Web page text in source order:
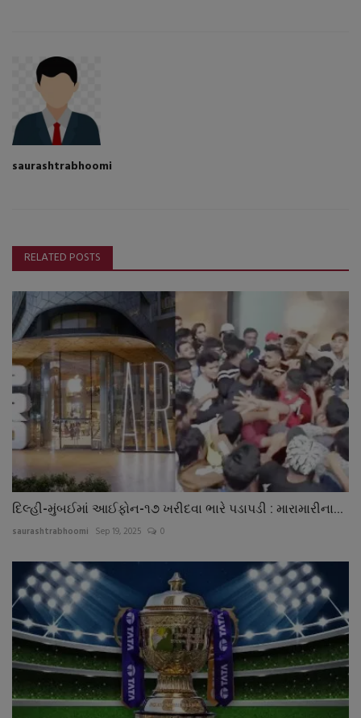
saurashtrabhoomi
RELATED POSTS
દિલ્હી-મુંબઈમાં આઈફોન-૧૭ ખરીદવા ભારે પડાપડી : મારામારીના...
saurashtrabhoomi Sep 19, 2025 0